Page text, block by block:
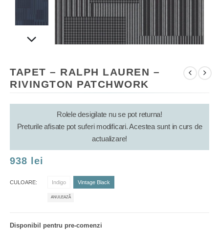
TAPET – RALPH LAUREN –
RIVINGTON PATCHWORK
Rolele desigilate nu se pot returna!
Preturile afisate pot suferi modificari. Acestea sunt in curs de
actualizare!
938 lei
CULOARE Indigo Vintage Black
ANULEAZĂ
Disponibil pentru pre-comenzi